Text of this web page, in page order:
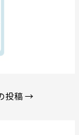
投稿→